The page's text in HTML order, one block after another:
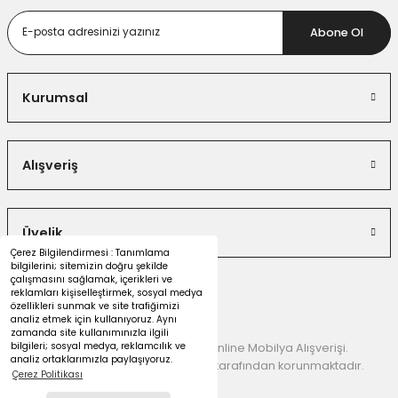
Çerez Bilgilendirmesi : Tanımlama
bilgilerini; sitemizin doğru şekilde
çalışmasını sağlamak, içerikleri ve
reklamları kişiselleştirmek, sosyal medya
özellikleri sunmak ve site trafiğimizi
analiz etmek için kullanıyoruz. Aynı
zamanda site kullanımınızla ilgili
bilgileri; sosyal medya, reklamcılık ve
analiz ortaklarımızla paylaşıyoruz.
Çerez Politikası
Abone Ol
Kurumsal
Alışveriş
Üyelik
© 2026 Dekorister Mobilya | Online Mobilya Alışverişi.
Kredi kartı bilgileriniz 256 Bit SSL tarafından korunmaktadır.